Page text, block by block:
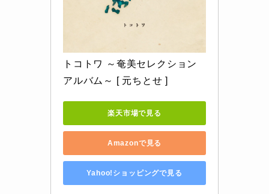
トコトワ ～奄美セレクション
アルバム～ [ 元ちとせ ]
楽天市場で見る
Amazonで見る
Yahoo!ショッピングで見る